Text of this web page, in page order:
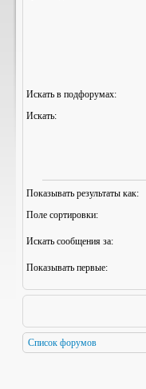
Искать в подфорумах:
Искать:
Показывать результаты как:
Поле сортировки:
Искать сообщения за:
Показывать первые:
Список форумов